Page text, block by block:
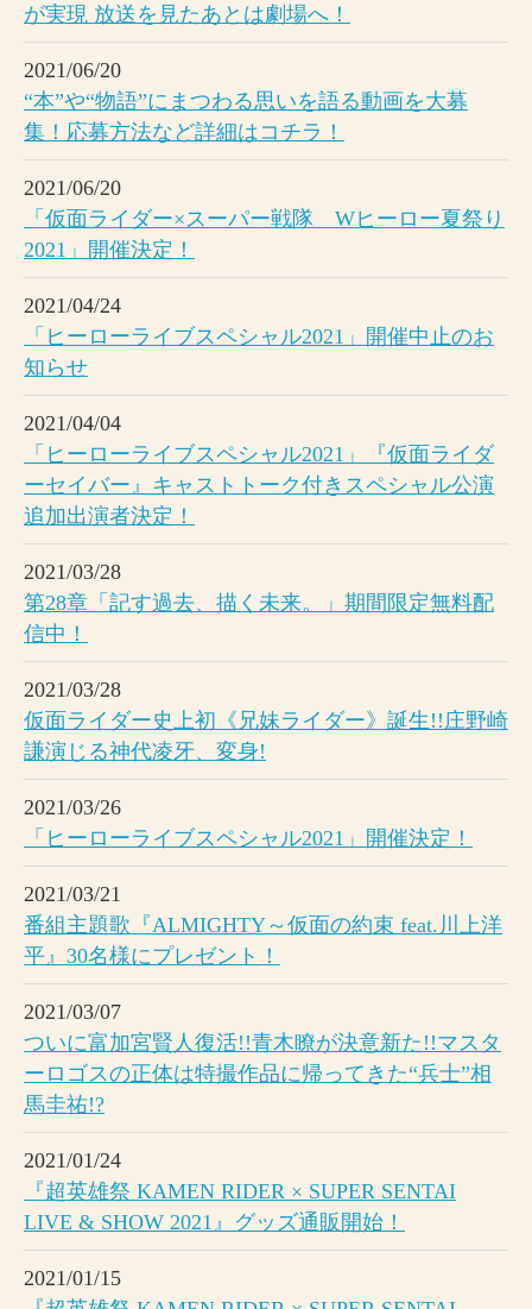
が実現 放送を見たあとは劇場へ！
2021/06/20
“本”や“物語”にまつわる思いを語る動画を大募
集！応募方法など詳細はコチラ！
2021/06/20
「仮面ライダー×スーパー戦隊 Wヒーロー夏祭り
2021」開催決定！
2021/04/24
「ヒーローライブスペシャル2021」開催中止のお
知らせ
2021/04/04
「ヒーローライブスペシャル2021」『仮面ライダ
ーセイバー』キャストトーク付きスペシャル公演
追加出演者決定！
2021/03/28
第28章「記す過去、描く未来。」期間限定無料配
信中！
2021/03/28
仮面ライダー史上初《兄妹ライダー》誕生!!庄野崎
謙演じる神代凌牙、変身!
2021/03/26
「ヒーローライブスペシャル2021」開催決定！
2021/03/21
番組主題歌『ALMIGHTY～仮面の約束 feat.川上洋
平』30名様にプレゼント！
2021/03/07
ついに富加宮賢人復活!!青木瞭が決意新た!!マスタ
ーロゴスの正体は特撮作品に帰ってきた“兵士”相
馬圭祐!?
2021/01/24
『超英雄祭 KAMEN RIDER × SUPER SENTAI
LIVE & SHOW 2021』グッズ通販開始！
2021/01/15